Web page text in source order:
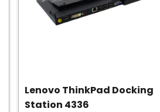
Lenovo ThinkPad Docking
Station 4336